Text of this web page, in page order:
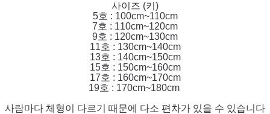
사이즈 (키)
5호 : 100cm~110cm
7호 : 110cm~120cm
9호 : 120cm~130cm
11호 : 130cm~140cm
13호 : 140cm~150cm
15호 : 150cm~160cm
17호 : 160cm~170cm
19호 : 170cm~180cm
사람마다 체형이 다르기 때문에 다소 편차가 있을 수 있습니다